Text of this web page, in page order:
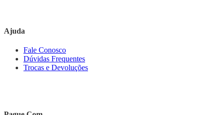
Ajuda
Fale Conosco
Dúvidas Frequentes
Trocas e Devoluções